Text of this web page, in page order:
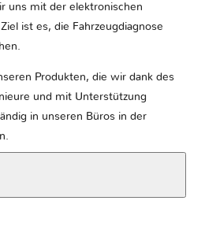
uns mit der elektronischen
ist es, die Fahrzeugdiagnose
Produkten, die wir dank des
und mit Unterstützung
in unseren Büros in der